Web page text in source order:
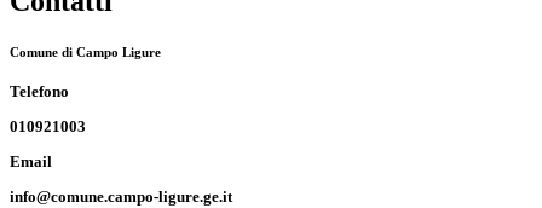
Comune di Campo Ligure
Telefono
010921003
Email
info@comune.campo-ligure.ge.it